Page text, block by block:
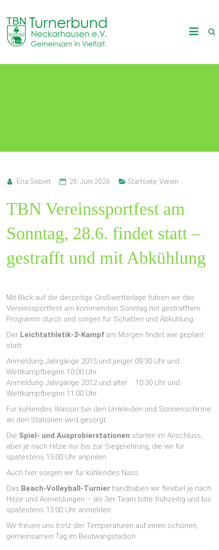
content
TB
Neckarhausen
Ena Seibert 26. Juni 2026 Startseite, Verein
TBN Vereinssportfest am
Sonntag, 28.6. findet statt –
gestrafft und mit Abkühlung
Mit Blick auf die derzeitige Großwetterlage führen wir das
Vereinssportfest am kommenden Sonntag mit gestrafftem
Programm durch und sorgen für Schatten und Abkühlung.
Der Leichtathletik-3-Kampf am Morgen findet wie geplant
statt:
Anmeldung Jahrgänge 2013 und jünger 09:30 Uhr und
Wettkampfbeginn 10:00 Uhr
Anmeldung Jahrgänge 2012 und älter 10:30 Uhr und
Wettkampfbeginn 11:00 Uhr
Für kühlendes Wasser bei den Umkleiden und Sonnenschirme
an den Stationen wird gesorgt.
Die Spiel- und Ausprobierstationen starten im Anschluss,
aber je nach Hitze nur bis zur Siegerehrung, die wir für
spätestens 15:00 Uhr anpeilen.
Auch hier sorgen wir für kühlendes Nass.
Das Beach-Volleyball-Turnier handhaben wir flexibel je nach
Hitze und Anmeldungen – als 3er-Team bitte frühzeitig und bis
spätestens 13:00 Uhr anmelden.
Wir freuen uns trotz der Temperaturen auf einen schönen,
gemeinsamen Tag im Beutwangstadion.